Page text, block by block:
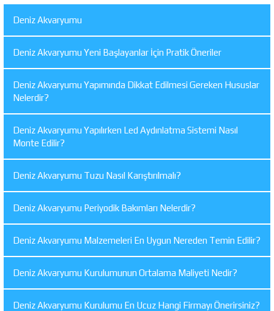
Deniz Akvaryumu
Deniz Akvaryumu Yeni Başlayanlar İçin Pratik Öneriler
Deniz Akvaryumu Yapımında Dikkat Edilmesi Gereken Hususlar
Nelerdir?
Deniz Akvaryumu Yapılırken Led Aydınlatma Sistemi Nasıl
Monte Edilir?
Deniz Akvaryumu Tuzu Nasıl Karıştırılmalı?
Deniz Akvaryumu Periyodik Bakımları Nelerdir?
Deniz Akvaryumu Malzemeleri En Uygun Nereden Temin Edilir?
Deniz Akvaryumu Kurulumunun Ortalama Maliyeti Nedir?
Deniz Akvaryumu Kurulumu En Ucuz Hangi Firmayı Önerirsiniz?